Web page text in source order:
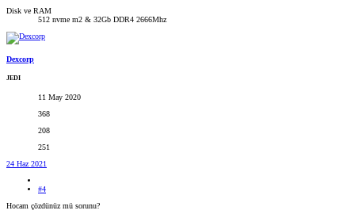
Disk ve RAM
512 nvme m2 & 32Gb DDR4 2666Mhz
Dexcorp
JEDI
11 May 2020
368
208
251
24 Haz 2021
#4
Hocam çözdünüz mü sorunu?